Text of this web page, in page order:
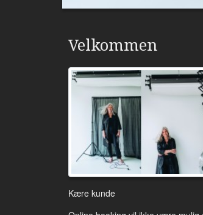
Velkommen
Kære kunde